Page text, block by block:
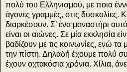
πολύ του Ελληνισμού, με ποια
άγονες γραμμές, στις δυσκολίες.
διαρκέσουν. Σ’ ένα μοναστήρι
είναι οι αιώνες. Σε μία εκκλησία
βαδίζουν με τις κοινωνίες, ενώ τα
την πίστη. Δηλαδή έχουμε πολύ
έχουν οχτακόσια χρόνια. Χίλια,